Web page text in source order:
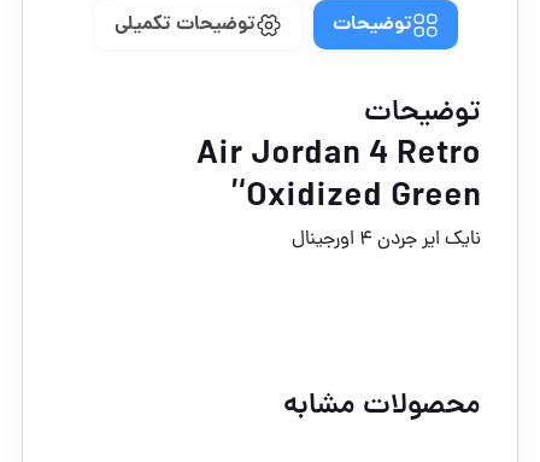
توضیحات توضیحات تکمیلی
توضیحات
Air Jordan 4 Retro
‘Oxidized Green’
نایک ایر جردن ۴ اورجینال
محصولات مشابه